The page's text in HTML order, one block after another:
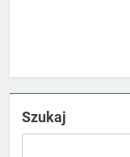
Szukaj